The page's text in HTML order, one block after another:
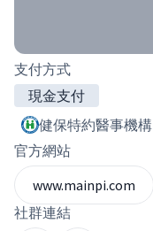
支付方式
現金支付
健保特約醫事機構
官方網站
www.mainpi.com
社群連結